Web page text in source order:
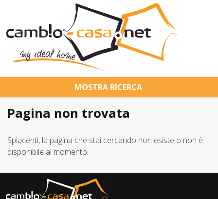
Immobili In Vendita
Servizi
Lascia Una Richiesta
Proponi Un Immobile
Valuta Un Immobile
Contatti
Pagina non trovata
Spiacenti, la pagina che stai cercando non esiste o non è
disponibile al momento.